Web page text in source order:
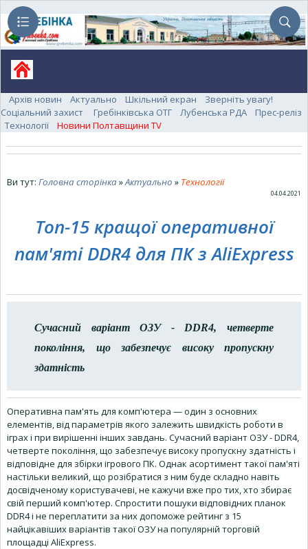
Архів новин Актуально Шкільний екран
Зверніть увагу!
Соціальний захист
Гребінківська ОТГ Лубенська РДА
Прес-реліз
Технології
Новини Полтавщини TV
Ви тут: Головна сторінка»Актуально » Технології
04.04.2021
Топ-15 кращої оперативної
пам'яті DDR4 для ПК з AliExpress
Сучасний варіант ОЗУ - DDR4, четверте
покоління, що забезпечує високу пропускну
здатність
Оперативна пам'ять для комп'ютера — один з основних
елементів, від параметрів якого залежить швидкість роботи в
іграх і при вирішенні інших завдань. Сучасний варіант ОЗУ - DDR4,
четверте покоління, що забезпечує високу пропускну здатність і
відповідне для збірки ігрового ПК. Однак асортимент такої пам'яті
настільки великий, що розібратися з ним буде складно навіть
досвідченому користувачеві, не кажучи вже про тих, хто збирає
свій перший комп'ютер. Спростити пошуки відповідних планок
DDR4 і не переплатити за них допоможе рейтинг з 15
найцікавіших варіантів такої ОЗУ на популярній торговій
площадці AliExpress.